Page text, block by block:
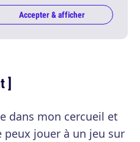
Accepter & afficher
]
dans mon cercueil et
jouer à un jeu sur